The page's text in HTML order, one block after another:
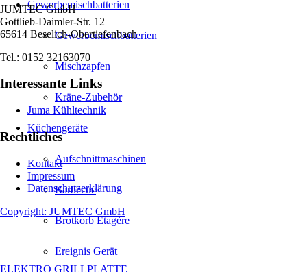
Gewerbemischbatterien
Gewerbemischbatterien
Mischzapfen
Kräne-Zubehör
Küchengeräte
Aufschnittmaschinen
Barbecue
Brotkorb Etagère
Ereignis Gerät
JUMTEC GmbH
Gottlieb-Daimler-Str. 12
65614 Beselich-Obertiefenbach
Tel.: 0152 32163070
Interessante Links
Juma Kühltechnik
Rechtliches
Kontakt
Impressum
Datenschutzerklärung
Copyright: JUMTEC GmbH
ELEKTRO GRILLPLATTE